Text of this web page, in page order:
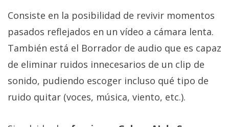
Consiste en la posibilidad de revivir momentos
pasados reflejados en un vídeo a cámara lenta.
También está el Borrador de audio que es capaz
de eliminar ruidos innecesarios de un clip de
sonido, pudiendo escoger incluso qué tipo de
ruido quitar (voces, música, viento, etc.).